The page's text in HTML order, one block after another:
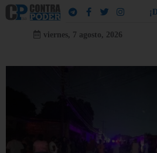
¡ D
viernes, 7 agosto, 2026